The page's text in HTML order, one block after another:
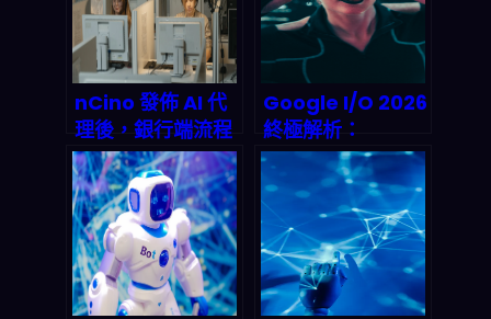
nCino 發佈 AI 代
理後，銀行端流程
可能直接少掉
70% 時間：2026
你該怎麼跟上
Google I/O 2026
終極解析：
Gemini Omni 與
Android XR 眼鏡
如何改寫人機互動
規則？（開發者視
角）